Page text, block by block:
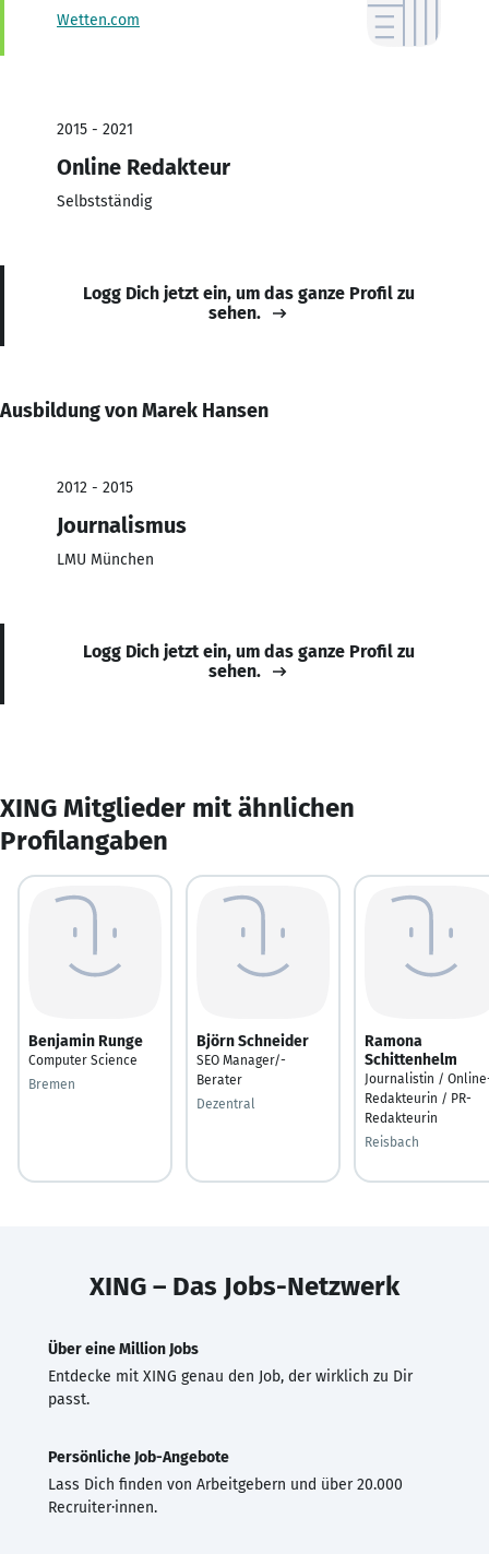
Wetten.com
2015 - 2021
Online Redakteur
Selbstständig
Logg Dich jetzt ein, um das ganze Profil zu
sehen.
Ausbildung von Marek Hansen
2012 - 2015
Journalismus
LMU München
Logg Dich jetzt ein, um das ganze Profil zu
sehen.
XING Mitglieder mit ähnlichen
Profilangaben
Benjamin Runge
Computer Science
Bremen
Björn Schneider
SEO Manager/-
Berater
Dezentral
Ramona
Schittenhelm
Journalistin /
Redakteurin / PR-
Redakteurin
Reisbach
XING – Das Jobs-Netzwerk
Über eine Million Jobs
Entdecke mit XING genau den Job, der wirklich zu Dir
passt.
Persönliche Job-Angebote
Lass Dich finden von Arbeitgebern und über 20.000
Recruiter·innen.